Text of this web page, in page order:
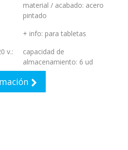
material / acabado: acero
pintado
+ info: para tabletas
v.:
capacidad de
almacenamiento: 6 ud